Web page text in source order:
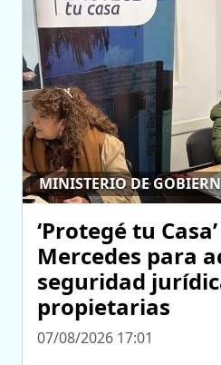
MINISTERIO DE
‘Protegé tu
Mercedes para
seguridad
propietarias
07/08/2026 17:01